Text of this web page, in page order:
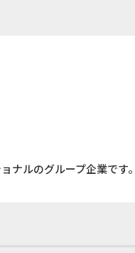
ナルのグループ企業です。